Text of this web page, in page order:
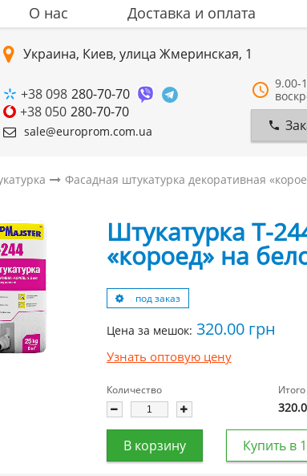
О нас Доставка и оплата
Украина, Киев, улица Жмеринская, 1
+38 098 280-70-70
+38 050 280-70-70
sale@europrom.com.ua
9.00-
Фасадная штукатурка декоративная
Штукатурка T-
«короед» на
под заказ
Цена за мешок: 320.00 грн
Узнать оптовую цену
Количество Итого
В корзину Купить в